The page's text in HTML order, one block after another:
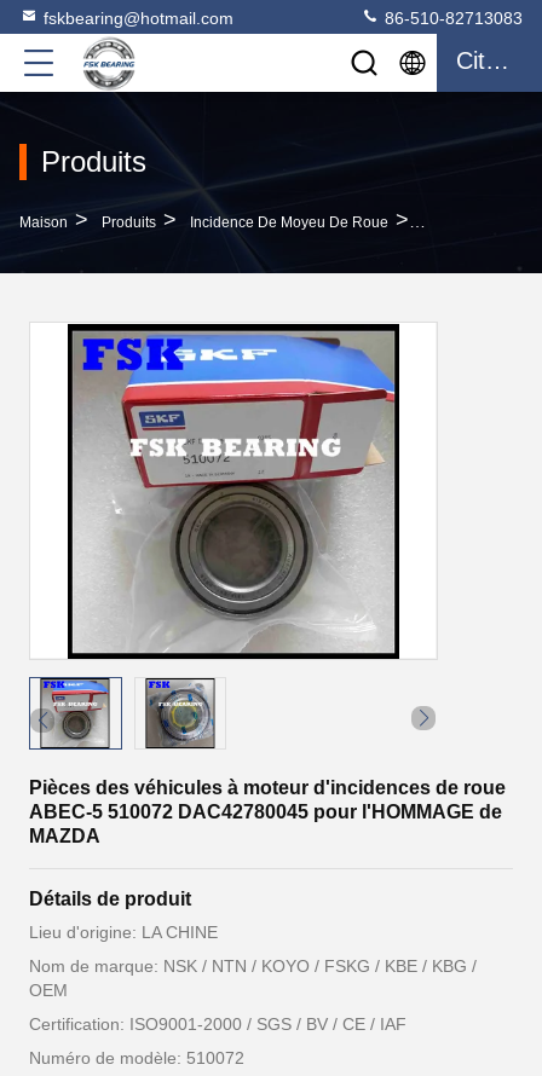
fskbearing@hotmail.com 86-510-82713083
Citation
Produits
Maison > Produits > Incidence De Moyeu De Roue >
Pièces des véhicules à moteur d'incidences de roue
ABEC-5 510072 DAC42780045 pour l'HOMMAGE de
MAZDA
Détails de produit
Lieu d'origine: LA CHINE
Nom de marque: NSK / NTN / KOYO / FSKG / KBE / KBG /
OEM
Certification: ISO9001-2000 / SGS / BV / CE / IAF
Numéro de modèle: 510072